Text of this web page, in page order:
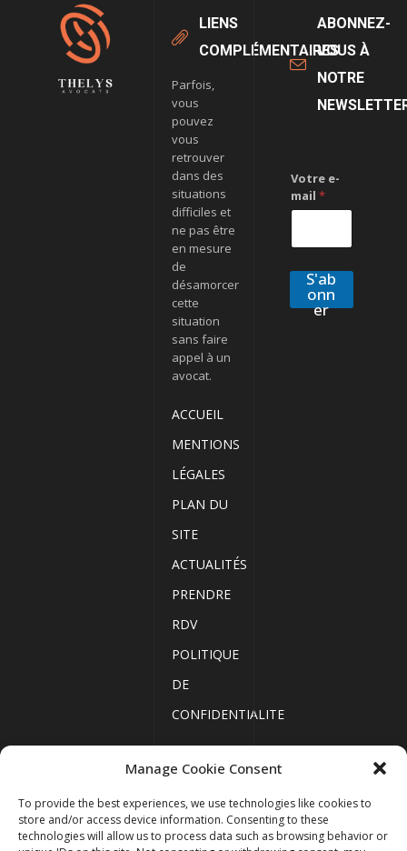
Manage Cookie Consent
To provide the best experiences, we use technologies like cookies to
store and/or access device information. Consenting to these
technologies will allow us to process data such as browsing behavior or
LIENS
COMPLÉMENTAIRES
Parfois,
vous
pouvez
vous
retrouver
dans des
situations
difficiles et
ne pas être
en mesure
de
désamorcer
cette
situation
sans faire
appel à un
avocat.
ACCUEIL
MENTIONS
LÉGALES
PLAN DU
SITE
ACTUALITÉS
PRENDRE
RDV
POLITIQUE
DE
CONFIDENTIALITE
ABONNEZ-
VOUS À
NOTRE
Votre e-
mail *
S'ab
onn
er
MENTIONS
LÉGALES